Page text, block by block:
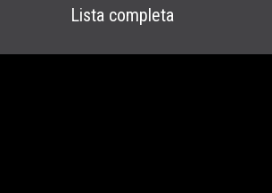
Lista completa